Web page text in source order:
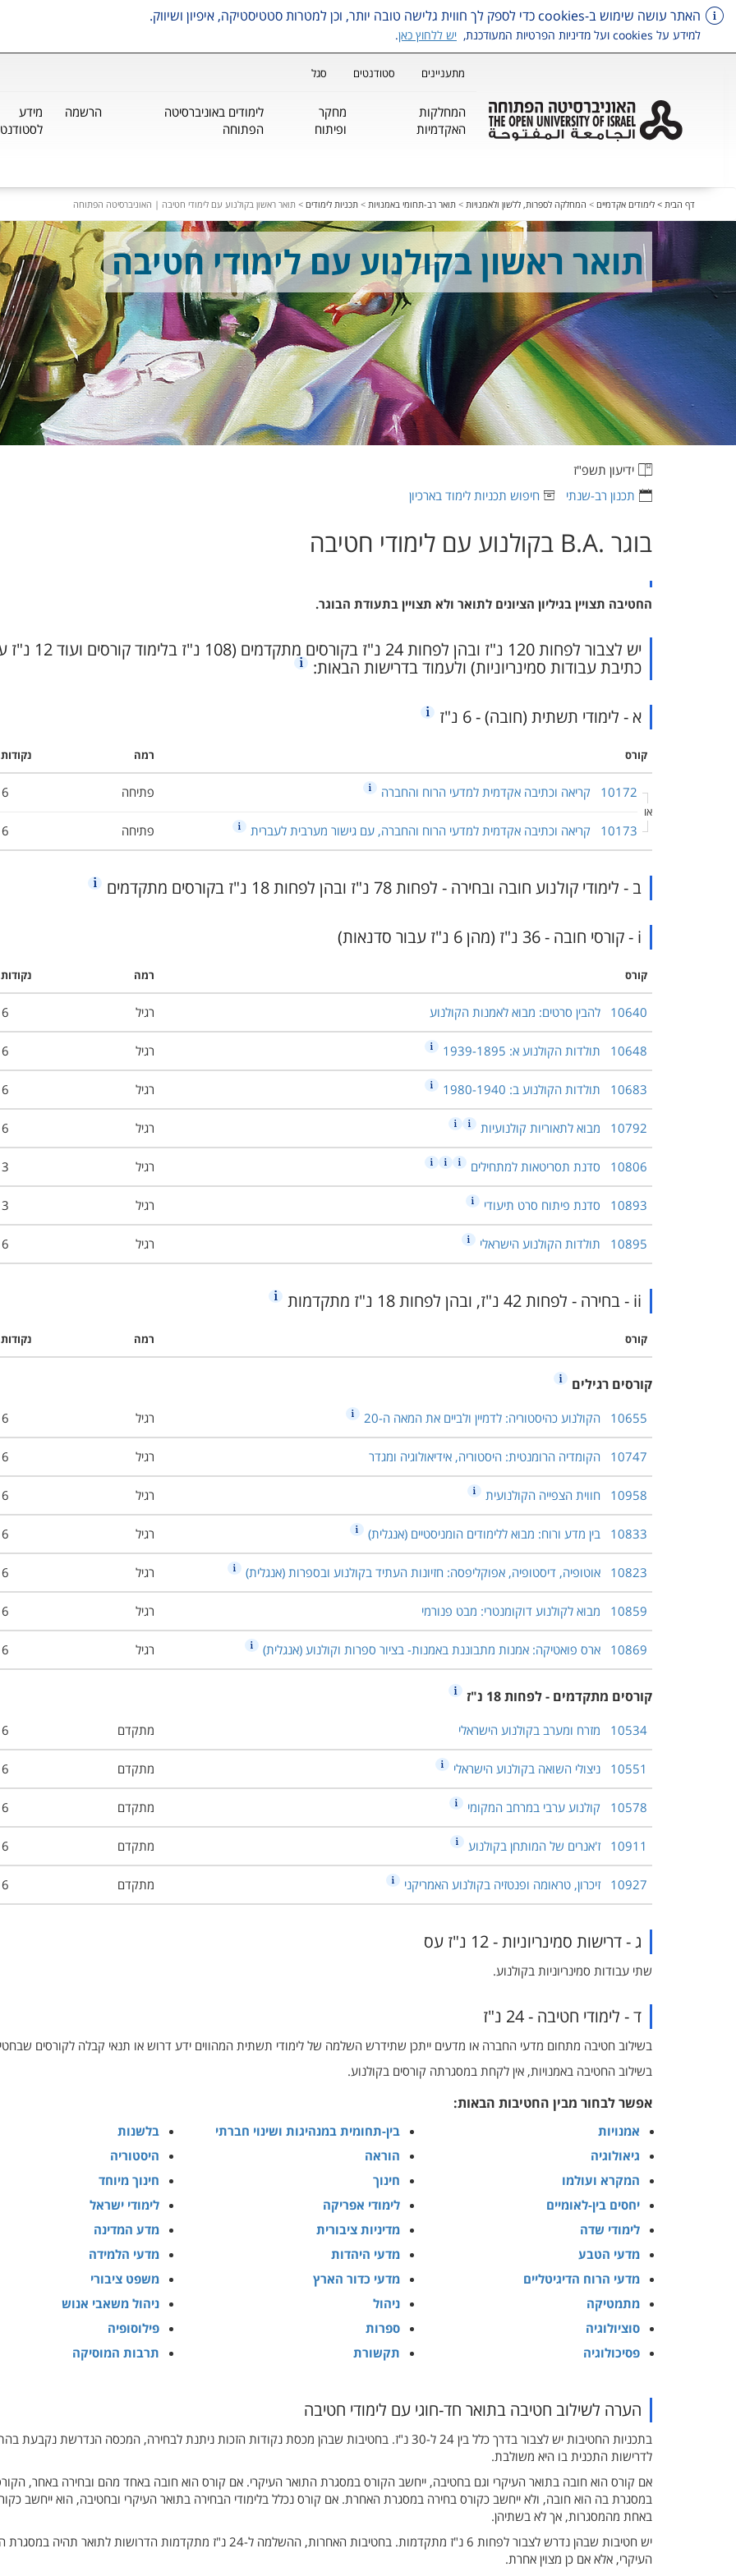
האתר עושה שימוש ב-cookies כדי לספק לך חווית גלישה טובה יותר, וכן למטרות סטטיסטיקה, איפיון ושיווק.
למידע על cookies ועל מדיניות הפרטיות המעודכנת, יש ללחוץ כאן.
מתעניינים סטודנטים סגל
המחלקות
האקדמיות
מחקר
ופיתוח
לימודים באוניברסיטה
הפתוחה
הרשמה
מידע
דף הבית > לימודים אקדמיים > המחלקה לספרות, ללשון ולאמנויות > תואר רב-תחומי באמנויות > תכניות לימודים > תואר ראשון בקולנוע עם לימודי חטיבה | האוניברסיטה הפתוחה
תואר ראשון בקולנוע עם לימודי חטיבה
ידיעון תשפ"ז
תכנון רב-שנתי
חיפוש תכניות לימוד בארכיון
בוגר ‏B.A.‎ בקולנוע עם לימודי חטיבה
החטיבה תצויין בגיליון הציונים לתואר ולא תצויין בתעודת הבוגר.
יש לצבור לפחות 120 נ"ז ובהן לפחות 24 נ"ז בקורסים מתקדמים
כתיבת עבודות סמינריוניות) ולעמוד בדרישות הבאות:
א - לימודי תשתית (חובה) - 6 נ"ז
קורס רמה
10172 קריאה וכתיבה אקדמית למדעי הרוח והחברה פתיחה 6
או
10173 קריאה וכתיבה אקדמית למדעי הרוח והחברה, עם גישור מערבית לעברית פתיחה 6
ב - לימודי קולנוע חובה ובחירה - לפחות 78 נ"ז ובהן לפחות 18 נ"ז בקורסים מתקדמים
i - קורסי חובה - 36 נ"ז (מהן 6 נ"ז עבור סדנאות)
קורס רמה
10640 להבין סרטים: מבוא לאמנות הקולנוע רגיל 6
10648 תולדות הקולנוע א: 1939-1895 רגיל 6
10683 תולדות הקולנוע ב: 1980-1940 רגיל 6
10792 מבוא לתאוריות קולנועיות רגיל 6
10806 סדנת תסריטאות למתחילים רגיל 3
10893 סדנת פיתוח סרט תיעודי רגיל 3
10895 תולדות הקולנוע הישראלי רגיל 6
ii - בחירה - לפחות 42 נ"ז, ובהן לפחות 18 נ"ז מתקדמות
קורס רמה
קורסים רגילים
10655 הקולנוע כהיסטוריה: לדמיין ולביים את המאה ה-20 רגיל 6
10747 הקומדיה הרומנטית: היסטוריה, אידיאולוגיה ומגדר רגיל 6
10958 חווית הצפייה הקולנועית רגיל 6
10833 בין מדע ורוח: מבוא ללימודים הומניסטיים (אנגלית) רגיל 6
10823 אוטופיה, דיסטופיה, אפוקליפסה: חזיונות העתיד בקולנוע ובספרות (אנגלית) רגיל 6
10859 מבוא לקולנוע דוקומנטרי: מבט פנורמי רגיל 6
10869 ארס פואטיקה: אמנות מתבוננת באמנות- בציור ספרות וקולנוע (אנגלית) רגיל 6
קורסים מתקדמים - לפחות 18 נ"ז
10534 מזרח ומערב בקולנוע הישראלי מתקדם 6
10551 ניצולי השואה בקולנוע הישראלי מתקדם 6
10578 קולנוע ערבי במרחב המקומי מתקדם 6
10911 ז'אנרים של המותחן בקולנוע מתקדם 6
10927 זיכרון, טראומה ופנטזיה בקולנוע האמריקני מתקדם 6
ג - דרישות סמינריוניות - 12 נ"ז עס
שתי עבודות סמינריוניות בקולנוע.
ד - לימודי חטיבה - 24 נ"ז
בשילוב חטיבה מתחום מדעי החברה או מדעים ייתכן שתידרש השלמה של לימודי תשתית המהווים ידע דרוש או תנאי קבלה לקורסים
בשילוב החטיבה באמנויות, אין לקחת במסגרתה קורסים בקולנוע.
אפשר לבחור מבין החטיבות הבאות:
אמנויות
גיאולוגיה
המקרא ועולמו
יחסים בין-לאומיים
לימודי שדה
מדעי הטבע
מדעי הרוח הדיגיטליים
מתמטיקה
סוציולוגיה
פסיכולוגיה
בין-תחומית במנהיגות ושינוי חברתי
הוראה
חינוך
לימודי אפריקה
מדיניות ציבורית
מדעי היהדות
מדעי כדור הארץ
ניהול
ספרות
תקשורת
בלשנות
היסטוריה
חינוך מיוחד
לימודי ישראל
מדע המדינה
מדעי הלמידה
משפט ציבורי
ניהול משאבי אנוש
פילוסופיה
תרבות המוסיקה
הערה לשילוב חטיבה בתואר חד-חוגי עם לימודי חטיבה
בתכניות החטיבות יש לצבור בדרך כלל בין 24 ל-30 נ"ז. בחטיבות שבהן מכסת נקודות הזכות ניתנת לבחירה, המכסה הנדרשת נקבעת
לדרישות התכנית בו היא משולבת.
אם קורס הוא חובה בתואר העיקרי וגם בחטיבה, ייחשב הקורס במסגרת התואר העיקרי. אם קורס הוא חובה באחד מהם ובחירה באחר,
במסגרת בה הוא חובה, ולא ייחשב כקורס בחירה במסגרת האחרת. אם קורס נכלל בלימודי הבחירה בתואר העיקרי ובחטיבה, הוא ייחשב
באחת מהמסגרות, אך לא בשתיהן.
יש חטיבות שבהן נדרש לצבור לפחות 6 נ"ז מתקדמות. בחטיבות האחרות, ההשלמה ל-24 נ"ז מתקדמות הדרושות לתואר
העיקרי, אלא אם כן מצוין אחרת.